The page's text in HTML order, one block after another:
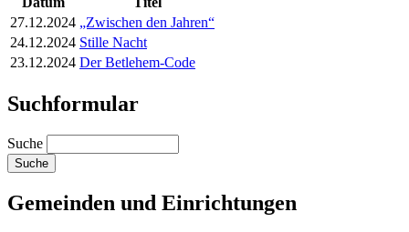
27.12.2024 „Zwischen den Jahren“
24.12.2024 Stille Nacht
23.12.2024 Der Betlehem-Code
Suchformular
Suche
Gemeinden und Einrichtungen